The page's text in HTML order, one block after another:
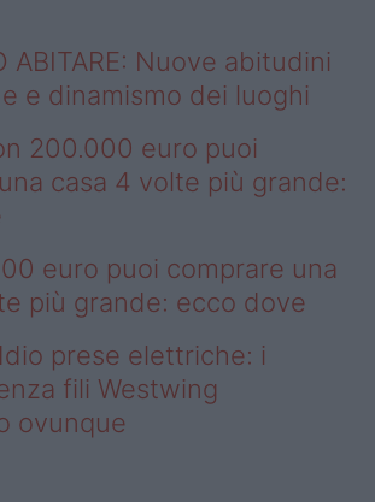
ABITARE: Nuove abitudini
e dinamismo dei luoghi
200.000 euro puoi
casa 4 volte più grande:
euro puoi comprare una
più grande: ecco dove
prese elettriche: i
fili Westwing
ovunque